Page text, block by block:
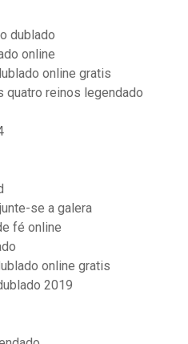
dublado
online
online gratis
reinos legendado
se a galera
fé online
online gratis
2019